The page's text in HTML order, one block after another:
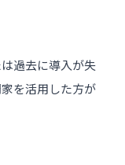
過去に導入が失
を活用した方が